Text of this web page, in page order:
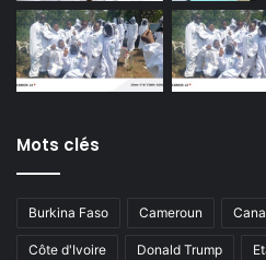
Mots clés
Burkina Faso Cameroun
Côte d'Ivoire Donald Trump